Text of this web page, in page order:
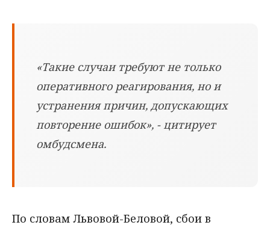
«Такие случаи требуют не только
оперативного реагирования, но и
устранения причин, допускающих
повторение ошибок», - цитирует
омбудсмена.
По словам Львовой-Беловой, сбои в